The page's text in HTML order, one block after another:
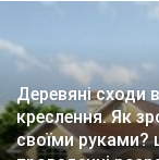
Деревяні сходи
креслення. Як
своїми руками?